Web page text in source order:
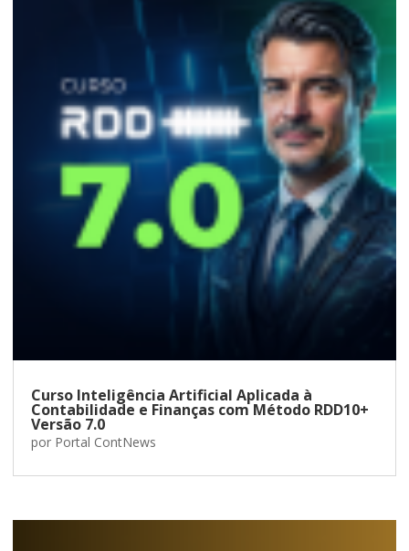
Curso Inteligência Artificial Aplicada à
Contabilidade e Finanças com Método RDD10+
Versão 7.0
por Portal ContNews